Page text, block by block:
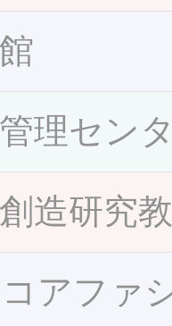
理セン
造研究
アファ